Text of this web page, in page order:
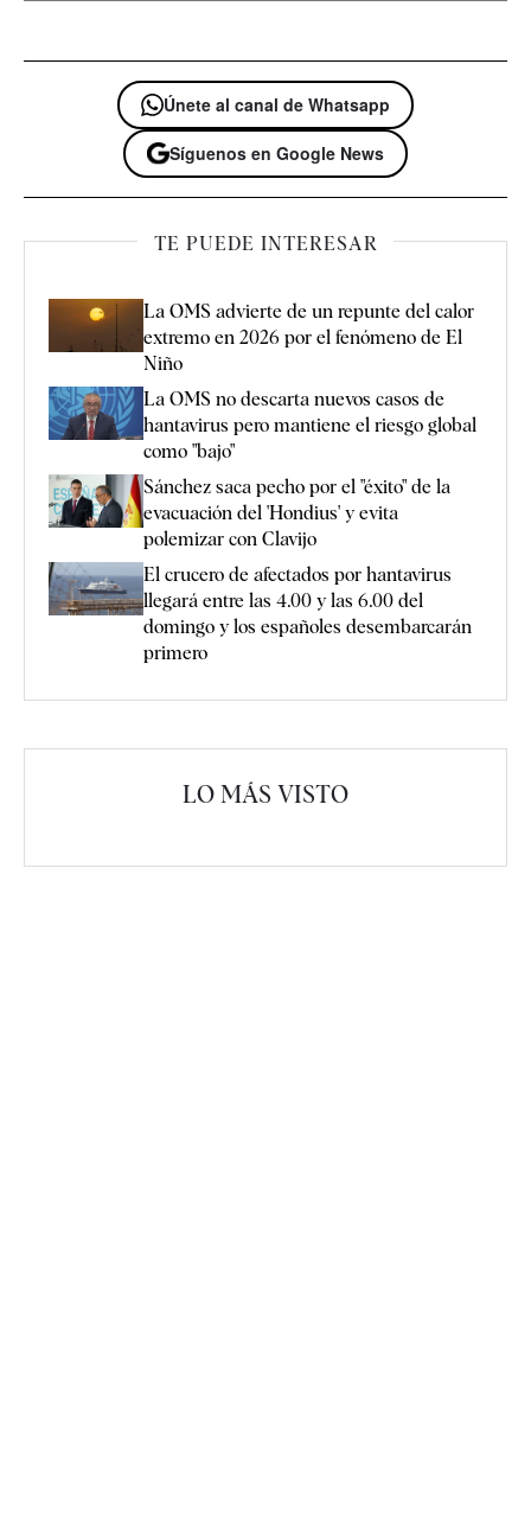
Únete al canal de Whatsapp
Síguenos en Google News
TE PUEDE INTERESAR
La OMS advierte de un repunte del calor
extremo en 2026 por el fenómeno de El
Niño
La OMS no descarta nuevos casos de
hantavirus pero mantiene el riesgo global
como "bajo"
Sánchez saca pecho por el "éxito" de la
evacuación del 'Hondius' y evita
polemizar con Clavijo
El crucero de afectados por hantavirus
llegará entre las 4.00 y las 6.00 del
domingo y los españoles desembarcarán
primero
LO MÁS VISTO